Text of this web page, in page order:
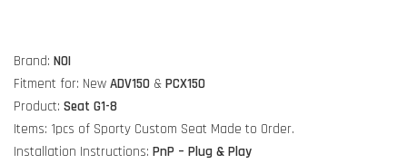
Brand: NOI
Fitment for: New ADV150 & PCX150
Product: Seat G1-8
Items: 1pcs of Sporty Custom Seat Made to Order.
Installation Instructions: PnP – Plug & Play